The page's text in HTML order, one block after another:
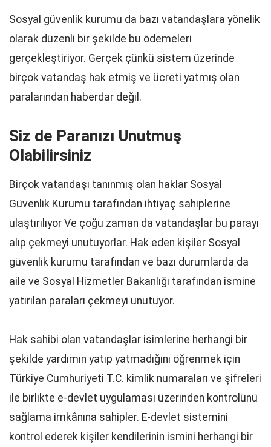
Sosyal güvenlik kurumu da bazı vatandaşlara yönelik
olarak düzenli bir şekilde bu ödemeleri
gerçekleştiriyor. Gerçek çünkü sistem üzerinde
birçok vatandaş hak etmiş ve ücreti yatmış olan
paralarından haberdar değil.
Siz de Paranızı Unutmuş
Olabilirsiniz
Birçok vatandaşı tanınmış olan haklar Sosyal
Güvenlik Kurumu tarafından ihtiyaç sahiplerine
ulaştırılıyor Ve çoğu zaman da vatandaşlar bu parayı
alıp çekmeyi unutuyorlar. Hak eden kişiler Sosyal
güvenlik kurumu tarafından ve bazı durumlarda da
aile ve Sosyal Hizmetler Bakanlığı tarafından ismine
yatırılan paraları çekmeyi unutuyor.
Hak sahibi olan vatandaşlar isimlerine herhangi bir
şekilde yardımın yatıp yatmadığını öğrenmek için
Türkiye Cumhuriyeti T.C. kimlik numaraları ve şifreleri
ile birlikte e-devlet uygulaması üzerinden kontrolünü
sağlama imkânına sahipler. E-devlet sistemini
kontrol ederek kişiler kendilerinin ismini herhangi bir